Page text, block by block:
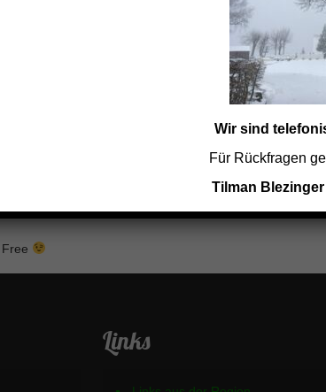
we are opening early befor sunrise for breakfast with
composed music for that event.
and the music.
Links
Wir sind
Für Rückfragen
Tilman